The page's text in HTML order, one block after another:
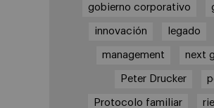
gobierno corporativo
innovación legado
management next
Peter Drucker
Protocolo familiar